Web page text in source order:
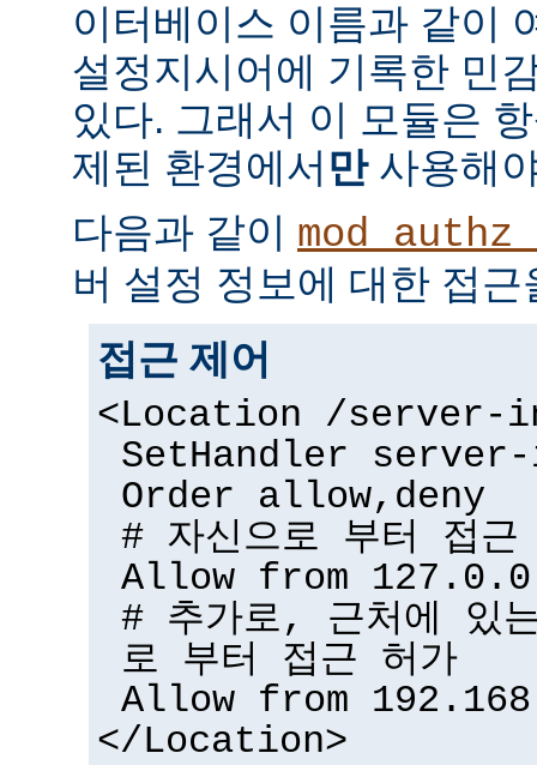
이터베이스 이름과 같이
설정지시어에 기록한 민
있다. 그래서 이 모듈은
제된 환경에서 만사용해
다음과 같이
버 설정 정보에 대한 접
접근 제어
<Location /server-
SetHandler
Order allow,deny
# 자신으로 부터 접근
Allow from
# 추가로, 근처에 있
로 부터 접근 허가
Allow from
</Location>